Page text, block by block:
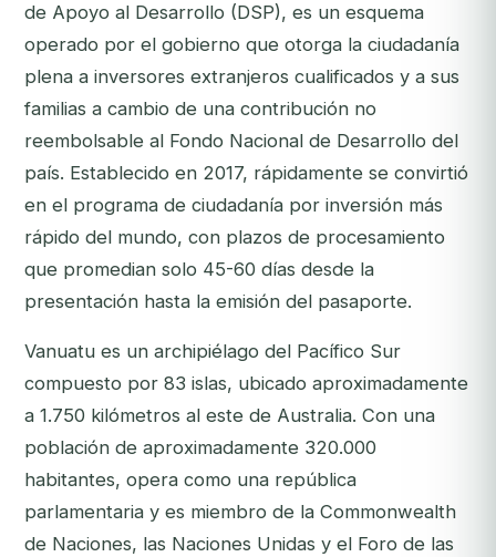
de Apoyo al Desarrollo (DSP), es un esquema
operado por el gobierno que otorga la ciudadanía
plena a inversores extranjeros cualificados y a sus
familias a cambio de una contribución no
reembolsable al Fondo Nacional de Desarrollo del
país. Establecido en 2017, rápidamente se convirtió
en el programa de ciudadanía por inversión más
rápido del mundo, con plazos de procesamiento
que promedian solo 45-60 días desde la
presentación hasta la emisión del pasaporte.
Vanuatu es un archipiélago del Pacífico Sur
compuesto por 83 islas, ubicado aproximadamente
a 1.750 kilómetros al este de Australia. Con una
población de aproximadamente 320.000
habitantes, opera como una república
parlamentaria y es miembro de la Commonwealth
de Naciones, las Naciones Unidas y el Foro de las